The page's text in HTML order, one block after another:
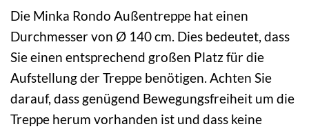
Die Minka Rondo Außentreppe hat einen
Durchmesser von Ø 140 cm. Dies bedeutet, dass
Sie einen entsprechend großen Platz für die
Aufstellung der Treppe benötigen. Achten Sie
darauf, dass genügend Bewegungsfreiheit um die
Treppe herum vorhanden ist und dass keine